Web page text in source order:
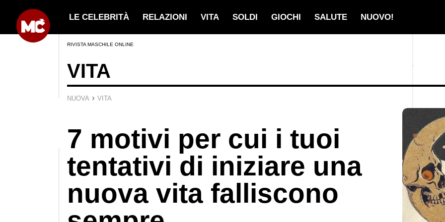
LE CELEBRITÀ RELAZIONI VITA SOLDI GIOCHI SALUTE NUOVO!
RIVISTA MASCHILE ONLINE
VITA
NUOVA › VITA
7 motivi per cui i tuoi
tentativi di iniziare una
nuova vita falliscono